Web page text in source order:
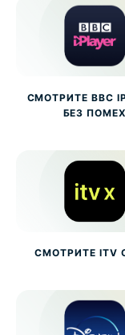
СМОТРИТЕ BBC
БЕЗ ПОМЕХ
СМОТРИТЕ ITV